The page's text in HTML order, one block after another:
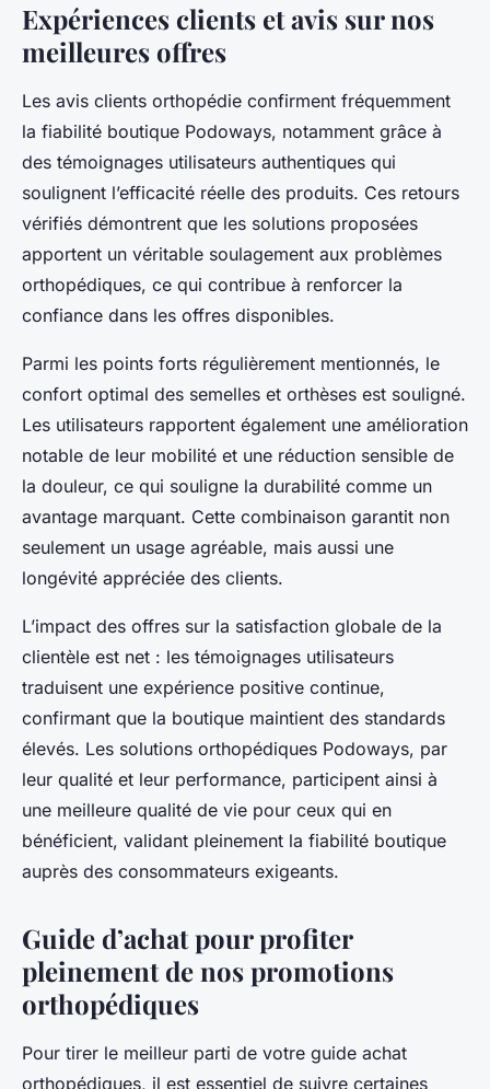
Expériences clients et avis sur nos
meilleures offres
Les avis clients orthopédie confirment fréquemment
la fiabilité boutique Podoways, notamment grâce à
des témoignages utilisateurs authentiques qui
soulignent l’efficacité réelle des produits. Ces retours
vérifiés démontrent que les solutions proposées
apportent un véritable soulagement aux problèmes
orthopédiques, ce qui contribue à renforcer la
confiance dans les offres disponibles.
Parmi les points forts régulièrement mentionnés, le
confort optimal des semelles et orthèses est souligné.
Les utilisateurs rapportent également une amélioration
notable de leur mobilité et une réduction sensible de
la douleur, ce qui souligne la durabilité comme un
avantage marquant. Cette combinaison garantit non
seulement un usage agréable, mais aussi une
longévité appréciée des clients.
L’impact des offres sur la satisfaction globale de la
clientèle est net : les témoignages utilisateurs
traduisent une expérience positive continue,
confirmant que la boutique maintient des standards
élevés. Les solutions orthopédiques Podoways, par
leur qualité et leur performance, participent ainsi à
une meilleure qualité de vie pour ceux qui en
bénéficient, validant pleinement la fiabilité boutique
auprès des consommateurs exigeants.
Guide d’achat pour profiter
pleinement de nos promotions
orthopédiques
Pour tirer le meilleur parti de votre guide achat
orthopédiques, il est essentiel de suivre certaines